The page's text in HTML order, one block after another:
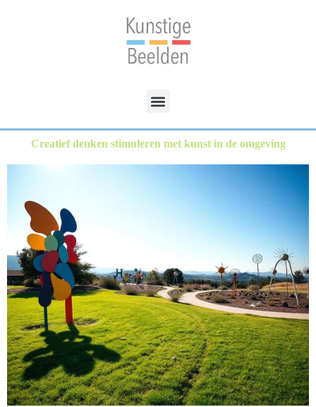
Creatief denken stimuleren met kunst in de omgeving